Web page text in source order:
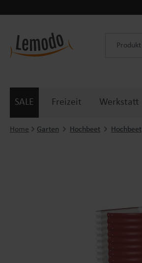
SALE Freizeit Werkstatt
Home Garten Hochbeet Hochbeet